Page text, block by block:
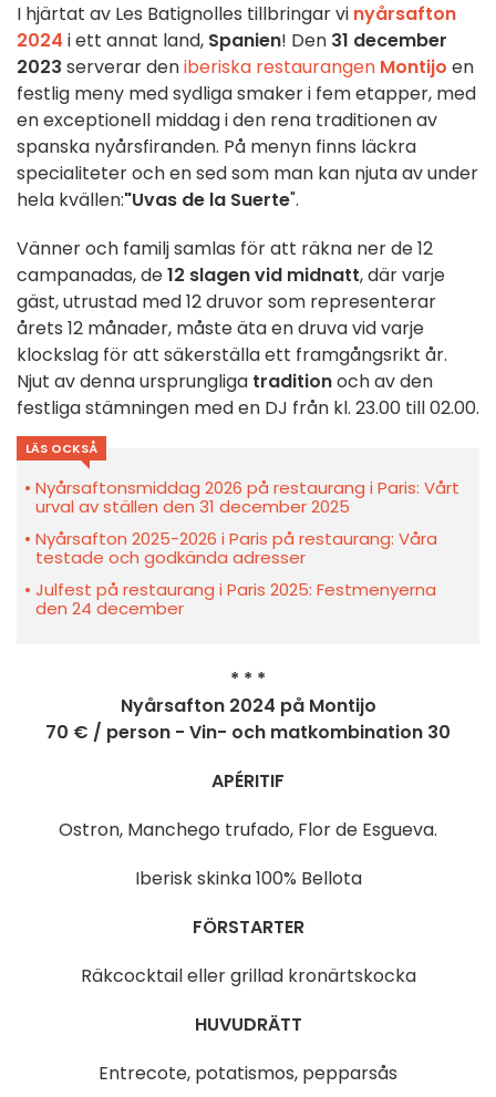
I hjärtat av Les Batignolles tillbringar vi nyårsafton
2024 i ett annat land, Spanien! Den 31 december
2023 serverar deniberiska restaurangen Montijo en
festlig meny med sydliga smaker i fem etapper, med
en exceptionell middag i den rena traditionen av
spanska nyårsfiranden. På menyn finns läckra
specialiteter och en sed som man kan njuta av under
hela kvällen:"Uvas de la Suerte".
Vänner och familj samlas för att räkna ner de 12
campanadas, de12 slagen vid midnatt, där varje
gäst, utrustad med 12 druvor som representerar
årets 12 månader, måste äta en druva vid varje
klockslag för att säkerställa ett framgångsrikt år.
Njut av denna ursprungliga traditionoch av den
festliga stämningen med en DJ från kl. 23.00 till 02.00.
LÄS OCKSÅ
Nyårsaftonsmiddag 2026 på restaurang i Paris: Vårt
urval av ställen den 31 december 2025
Nyårsafton 2025-2026 i Paris på restaurang: Våra
testade och godkända adresser
Julfest på restaurang i Paris 2025: Festmenyerna
den 24 december
* * *
Nyårsafton 2024 på Montijo
70 € / person - Vin- och matkombination 30
APÉRITIF
Ostron, Manchego trufado, Flor de Esgueva.
Iberisk skinka 100% Bellota
FÖRSTARTER
Räkcocktail eller grillad kronärtskocka
HUVUDRÄTT
Entrecote, potatismos, pepparsås